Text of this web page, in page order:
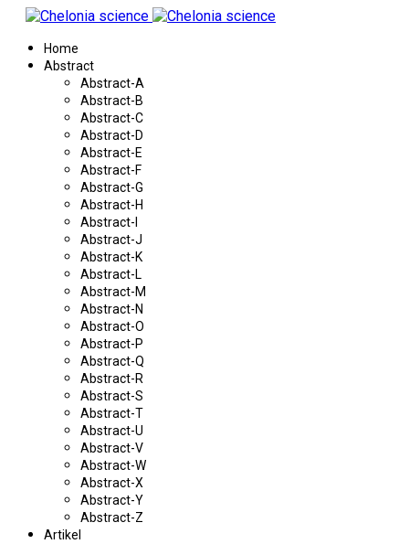
Home
Abstract
Abstract-A
Abstract-B
Abstract-C
Abstract-D
Abstract-E
Abstract-F
Abstract-G
Abstract-H
Abstract-I
Abstract-J
Abstract-K
Abstract-L
Abstract-M
Abstract-N
Abstract-O
Abstract-P
Abstract-Q
Abstract-R
Abstract-S
Abstract-T
Abstract-U
Abstract-V
Abstract-W
Abstract-X
Abstract-Y
Abstract-Z
Artikel